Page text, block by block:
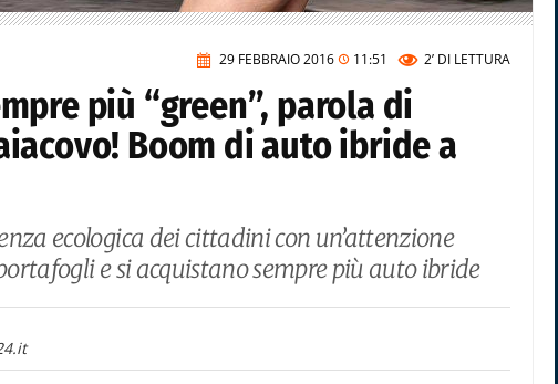
29 FEBBRAIO 2016 11:51 2’ DI LETTURA
più “green”, parola di
Boom di auto ibride a
ecologica dei cittadini con un’attenzione
e si acquistano sempre più auto ibride